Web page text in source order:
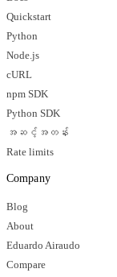
Quickstart
Python
Node.js
cURL
npm SDK
Python SDK
အဆင့်အတန်း
Rate limits
Company
Blog
About
Eduardo Airaudo
Compare